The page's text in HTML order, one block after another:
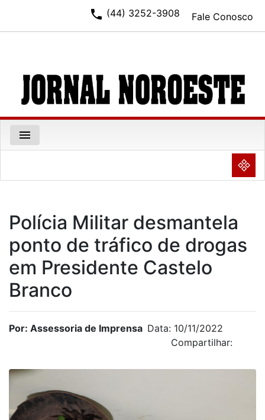
Fale Conosco
phone (44) 3252-3908
menu
NULL
Polícia Militar desmantela
ponto de tráfico de drogas
em Presidente Castelo
Branco
Por: Assessoria de Imprensa Data: 10/11/2022
Compartilhar: